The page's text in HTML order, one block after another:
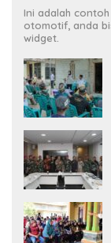
Ini adalah
otomotif, anda
widget.